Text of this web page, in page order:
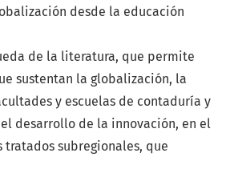
desde la educación
de la literatura, que permite
sustentan la globalización, la
y escuelas de contaduría y
desarrollo de la innovación, en el
subregionales, que